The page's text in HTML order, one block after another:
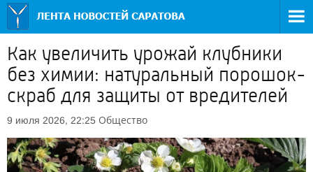
Как увеличить урожай клубники
без химии: натуральный порошок-
скраб для защиты от вредителей
9 июля 2026, 22:25 Общество